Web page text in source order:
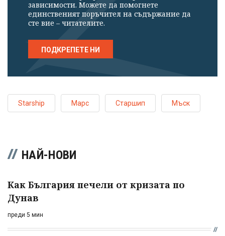
зависимости. Можете да помогнете
единственият поръчител на съдържание да
сте вие – читателите.
ПОДКРЕПЕТЕ НИ
Starship Марс Старшип Мъск
НАЙ-НОВИ
Как България печели от кризата по
Дунав
преди 5 мин